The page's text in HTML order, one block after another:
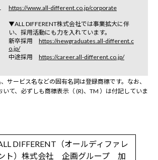
https://www.all-different.co.jp/corporate
▼ALL DIFFERENT株式会社では事業拡大に伴
い、採用活動にも力を入れています。
新卒採用 https://newgraduates.all-different.c
o.jp/
中途採用 https://career.all-different.co.jp/
サービス名などの固有名詞は登録商標です。なお、
て、必ずしも商標表示（ (R)、TM ）は付記していま
DIFFERENT（オールディファレ
ト）株式会社 企画グループ 加